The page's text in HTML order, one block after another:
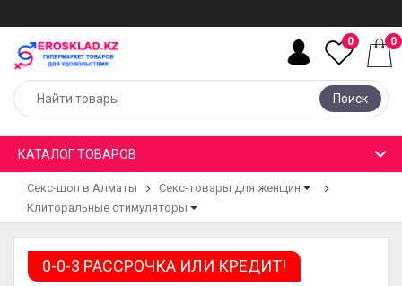
Поиск
0 0
КАТАЛОГ ТОВАРОВ
Секс-шоп в Алматы
Секс-товары для женщин
Клиторальные стимуляторы
0-0-3 РАССРОЧКА ИЛИ КРЕДИТ!